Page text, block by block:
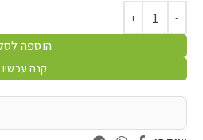
הוספה
קנה עכשיו